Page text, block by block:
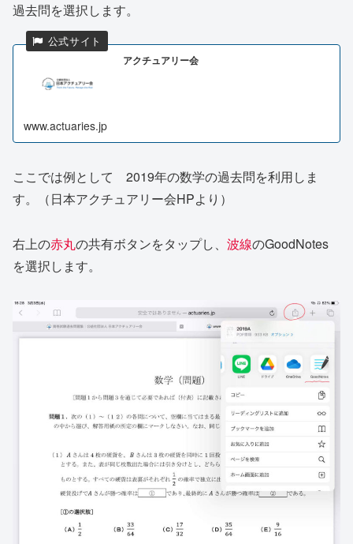
過去問を選択します。
アクチュアリー会
www.actuaries.jp
ここでは例として 2019年の数学の過去問を利用しま
す。（日本アクチュアリー会HPより）
右上の赤丸の共有ボタンをタップし、 波線のGoodNotes
を選択します。